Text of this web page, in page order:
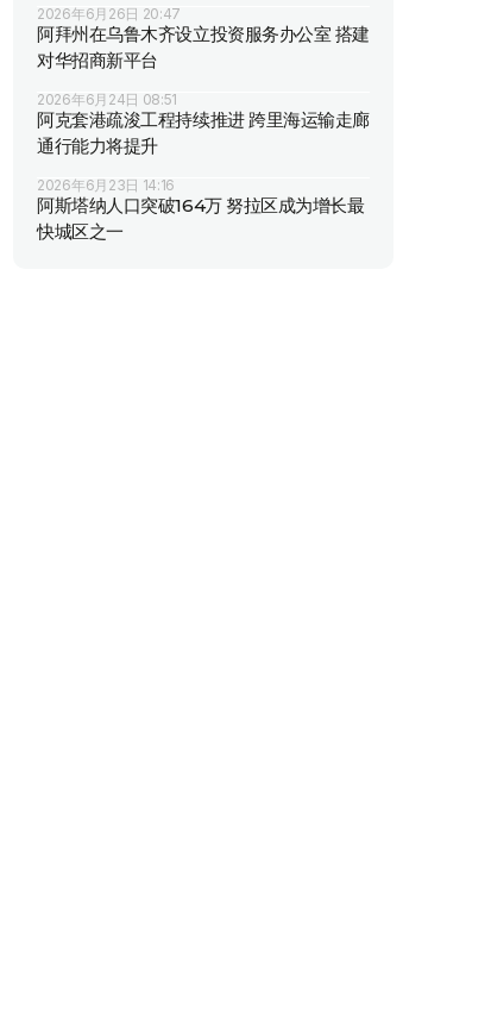
2026年6月26日 20:47
阿拜州在乌鲁木齐设立投资服务办公室 搭建
对华招商新平台
2026年6月24日 08:51
阿克套港疏浚工程持续推进 跨里海运输走廊
通行能力将提升
2026年6月23日 14:16
阿斯塔纳人口突破164万 努拉区成为增长最
快城区之一